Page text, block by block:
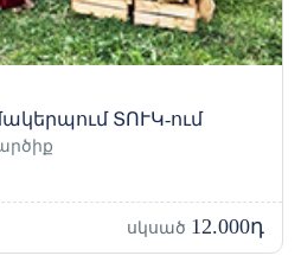
ՏՈՒԿ-ում
սկսած 12.000դ